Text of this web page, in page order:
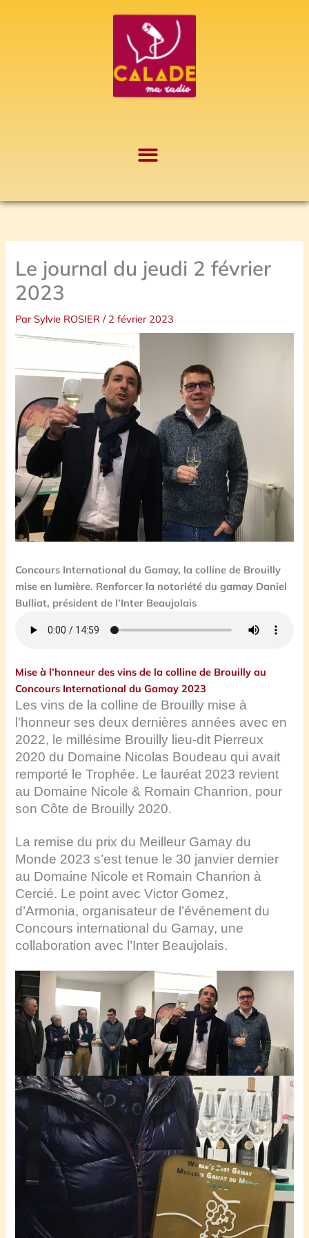
Le journal du jeudi 2 février
2023
ParSylvie ROSIER/ 2 février 2023
Concours International du Gamay, la colline de Brouilly
mise en lumière. Renforcer la notoriété du gamay Daniel
Bulliat, président de l’Inter Beaujolais
Mise à l’honneur des vins de la colline de Brouilly au
Concours International du Gamay 2023
Les vins de la colline de Brouilly mise à
l’honneur ses deux dernières années avec en
2022, le millésime Brouilly lieu-dit Pierreux
2020 du Domaine Nicolas Boudeau qui avait
remporté le Trophée. Le lauréat 2023 revient
au Domaine Nicole & Romain Chanrion, pour
son Côte de Brouilly 2020.
La remise du prix du Meilleur Gamay du
Monde 2023 s’est tenue le 30 janvier dernier
au Domaine Nicole et Romain Chanrion à
Cercié. Le point avec Victor Gomez,
d’Armonia, organisateur de l’événement du
Concours international du Gamay, une
collaboration avec l’Inter Beaujolais.